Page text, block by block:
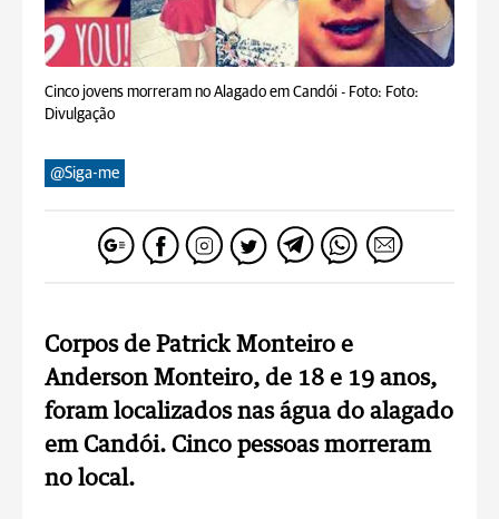
Cinco jovens morreram no Alagado em Candói - Foto: Foto:
Divulgação
@Siga-me
Corpos de Patrick Monteiro e
Anderson Monteiro, de 18 e 19 anos,
foram localizados nas água do alagado
em Candói. Cinco pessoas morreram
no local.